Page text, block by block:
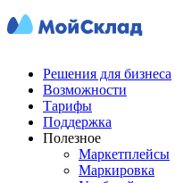
Решения для бизнеса
Возможности
Тарифы
Поддержка
Полезное
Маркетплейсы
Маркировка